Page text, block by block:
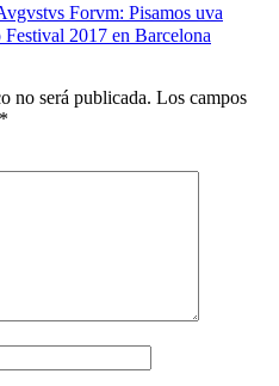
Forvm: Pisamos uva
2017 en Barcelona
no será publicada. Los campos
*